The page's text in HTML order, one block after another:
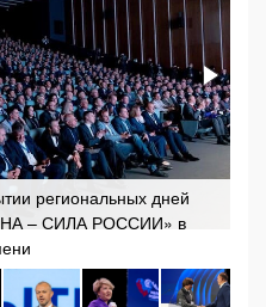
региональных дней
– СИЛА РОССИИ» в